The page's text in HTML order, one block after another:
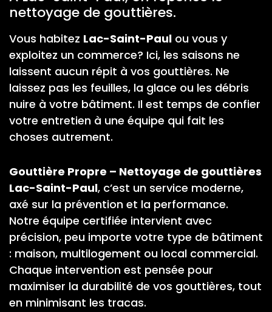
nettoyage de gouttières.
Vous habitez Lac-Saint-Paul ou vous y
exploitez un commerce? Ici, les saisons ne
laissent aucun répit à vos gouttières. Ne
laissez pas les feuilles, la glace ou les débris
nuire à votre bâtiment. Il est temps de confier
votre entretien à une équipe qui fait les
choses autrement.
Gouttière Propre – Nettoyage de gouttières
Lac-Saint-Paul, c’est un service moderne,
axé sur la prévention et la performance.
Notre équipe certifiée intervient avec
précision, peu importe votre type de bâtiment
: maison, multilogement ou local commercial.
Chaque intervention est pensée pour
maximiser la durabilité de vos gouttières, tout
en minimisant les tracas.